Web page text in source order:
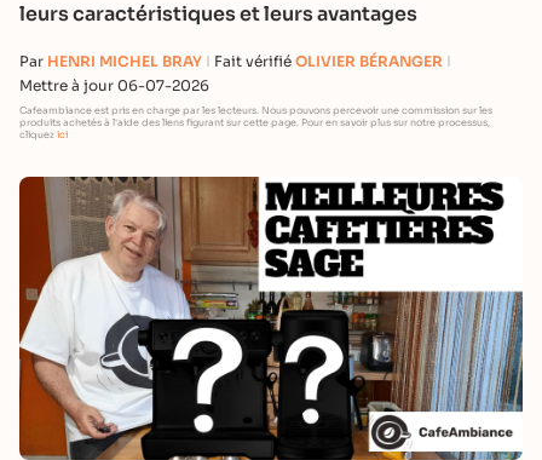
leurs caractéristiques et leurs avantages
Par HENRI MICHEL BRAY Fait vérifié OLIVIER BÉRANGER
Mettre à jour 06-07-2026
Cafeambiance est pris en charge par les lecteurs. Nous pouvons percevoir une commission sur les
produits achetés à l'aide des liens figurant sur cette page. Pour en savoir plus sur notre processus,
cliquez ici